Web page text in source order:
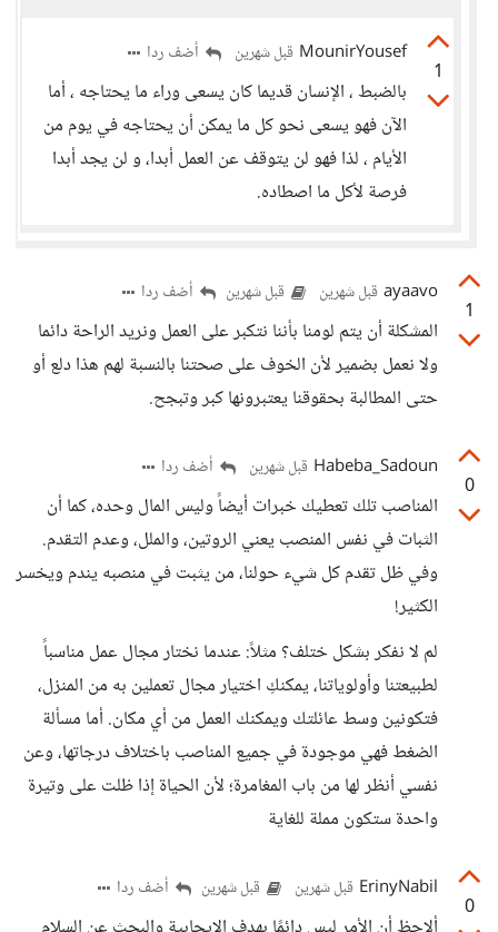
1
MounirYousef قبل شهرين أضف ردا
بالضبط ، الإنسان قديما كان يسعى وراء ما يحتاجه ، أما
الآن فهو يسعى نحو كل ما يمكن أن يحتاجه في يوم من
الأيام ، لذا فهو لن يتوقف عن العمل أبدا، و لن يجد أبدا
فرصة لأكل ما اصطاده.
1
ayaavo قبل شهرين قبل شهرين أضف ردا
المشكلة أن يتم لومنا بأننا نتكبر على العمل ونريد الراحة دائما
ولا نعمل بضمير لأن الخوف على صحتنا بالنسبة لهم هذا دلع أو
حتى المطالبة بحقوقنا يعتبرونها كبر وتبجح.
0
Habeba_Sadoun قبل شهرين أضف ردا
المناصب تلك تعطيك خبرات أيضاً وليس المال وحده، كما أن
الثبات في نفس المنصب يعني الروتين، والملل، وعدم التقدم.
وفي ظل تقدم كل شيء حولنا، من يثبت في منصبه يندم ويخسر
الكثير!
لم لا نفكر بشكل ختلف؟ مثلاً: عندما نختار مجال عمل مناسباً
لطبيعتنا وأولوياتنا، يمكنكِ اختيار مجال تعملين به من المنزل،
فتكونين وسط عائلتك ويمكنك العمل من أي مكان. أما مسألة
الضغط فهي موجودة في جميع المناصب باختلاف درجاتها، وعن
نفسي أنظر لها من باب المغامرة؛ لأن الحياة إذا ظلت على وتيرة
واحدة ستكون مملة للغاية
0
ErinyNabil قبل شهرين قبل شهرين أضف ردا